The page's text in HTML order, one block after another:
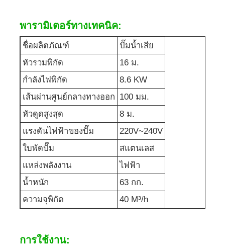
ชุดเครื่องสร้างหลังคา
เครื่องผลิตเสียงต่ํา
การบำรุงรักษาเครื่องกำเนิดไฟฟ้า
ชุดเครื่องกำเนิดไฟฟ้าเชื่อม
เครื่องยนต์ดีเซลเจเนอเรเตอร์
ปั๊มน้ำเสีย
พารามิเตอร์ทางเทคนิค:
ชื่อผลิตภัณฑ์
ปั๊มน้ำเสีย
หัวรวมพิกัด
16 ม.
กำลังไฟพิกัด
8.6 KW
เส้นผ่านศูนย์กลางทางออก 100 มม.
หัวดูดสูงสุด
8 ม.
แรงดันไฟฟ้าของปั๊ม
220V~240V
ใบพัดปั๊ม
สแตนเลส
แหล่งพลังงาน
ไฟฟ้า
น้ำหนัก
63 กก.
ความจุพิกัด
40 M³/h
การใช้งาน: